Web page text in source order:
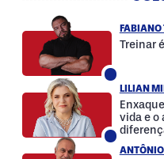
FABIANO
Treinar
LILIAN
vida e o